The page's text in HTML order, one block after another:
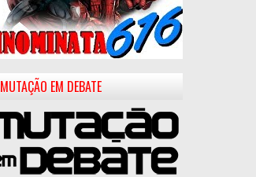
MUTAÇÃO EM DEBATE